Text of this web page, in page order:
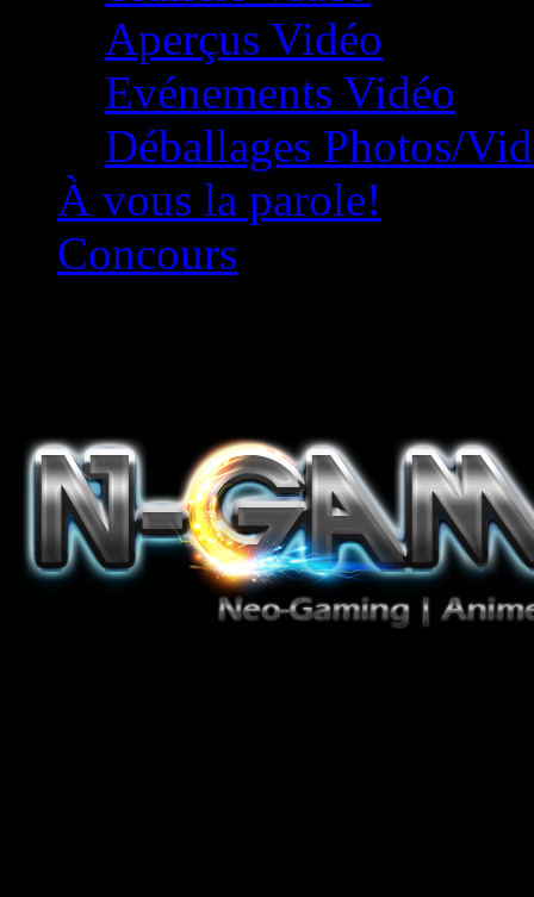
Aperçus Vidéo
Evénements Vidéo
Déballages Photos/
À vous la parole!
Concours